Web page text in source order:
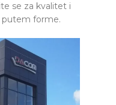
se za kvalitet i
putem forme.